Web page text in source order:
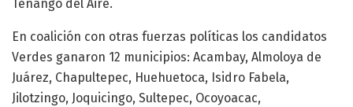
Tenango del Aire.
En coalición con otras fuerzas políticas los candidatos
Verdes ganaron 12 municipios: Acambay, Almoloya de
Juárez, Chapultepec, Huehuetoca, Isidro Fabela,
Jilotzingo, Joquicingo, Sultepec, Ocoyoacac,